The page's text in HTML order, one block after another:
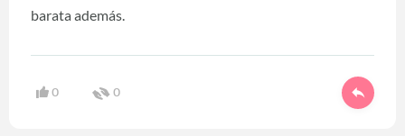
barata además.
0 0